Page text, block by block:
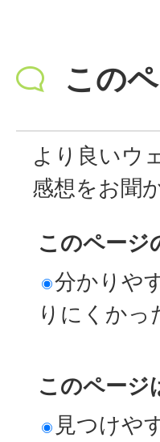
この
より良いウ
感想をお聞
このページ
分かりや
りにくかっ
このページ
見つけや